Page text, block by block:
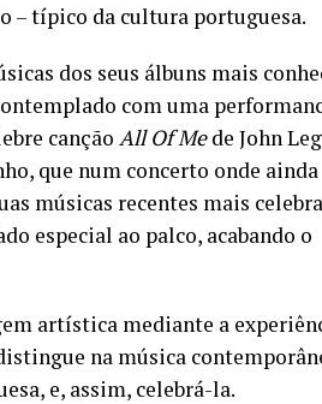
– típico da cultura portuguesa.
dos seus álbuns mais
com uma
canção All Of Mede John
que num concerto onde ainda
músicas recentes mais
especial ao palco, acabando o
artística mediante a
na música
e, assim, celebrá-la.